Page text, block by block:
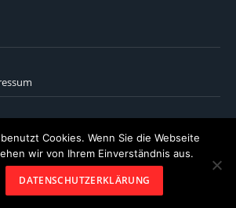
Cookies. Wenn Sie die Webseite
wir von Ihrem Einverständnis aus.
DATENSCHUTZERKLÄRUNG